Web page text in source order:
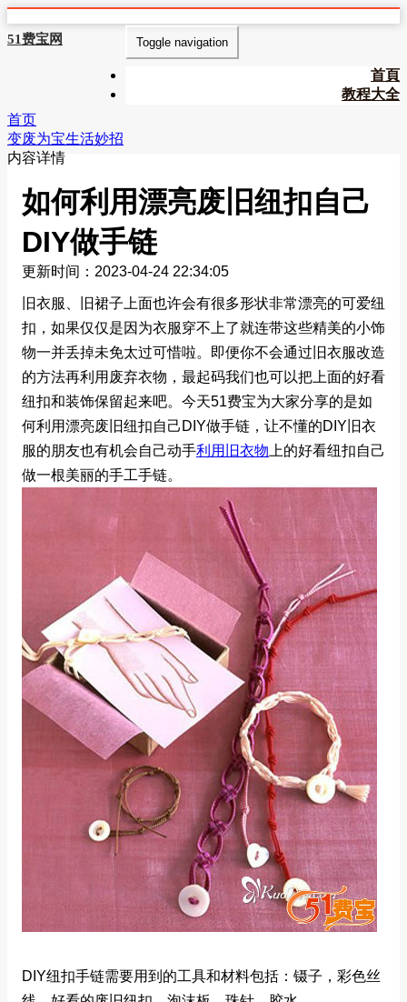
51费宝网 Toggle navigation
首頁
教程大全
首页
变废为宝生活妙招
内容详情
如何利用漂亮废旧纽扣自己
DIY做手链
更新时间：2023-04-24 22:34:05
旧衣服、旧裙子上面也许会有很多形状非常漂亮的可爱纽
扣，如果仅仅是因为衣服穿不上了就连带这些精美的小饰
物一并丢掉未免太过可惜啦。即便你不会通过旧衣服改造
的方法再利用废弃衣物，最起码我们也可以把上面的好看
纽扣和装饰保留起来吧。今天51费宝为大家分享的是如
何利用漂亮废旧纽扣自己DIY做手链，让不懂的DIY旧衣
服的朋友也有机会自己动手利用旧衣物 上的好看纽扣自己
做一根美丽的手工手链。
DIY纽扣手链需要用到的工具和材料包括：镊子，彩色丝